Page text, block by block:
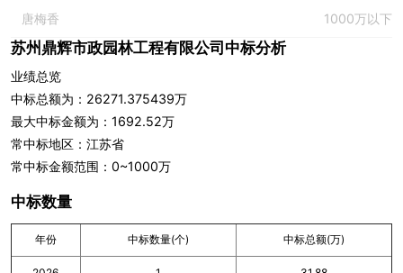
唐梅香 1000万以下
苏州鼎辉市政园林工程有限公司中标分析
业绩总览
中标总额为：26271.375439万
最大中标金额为：1692.52万
常中标地区：江苏省
常中标金额范围：0~1000万
中标数量
年份 中标数量(个) 中标总额(万)